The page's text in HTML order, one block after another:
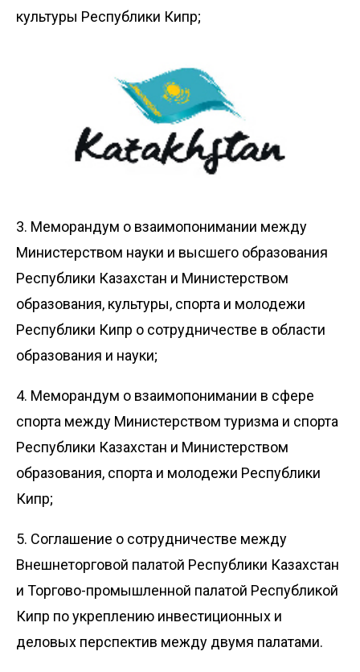
культуры Республики Кипр;
3. Меморандум о взаимопонимании между
Министерством науки и высшего образования
Республики Казахстан и Министерством
образования, культуры, спорта и молодежи
Республики Кипр о сотрудничестве в области
образования и науки;
4. Меморандум о взаимопонимании в сфере
спорта между Министерством туризма и спорта
Республики Казахстан и Министерством
образования, спорта и молодежи Республики
Кипр;
5. Соглашение о сотрудничестве между
Внешнеторговой палатой Республики Казахстан
и Торгово-промышленной палатой Республикой
Кипр по укреплению инвестиционных и
деловых перспектив между двумя палатами.